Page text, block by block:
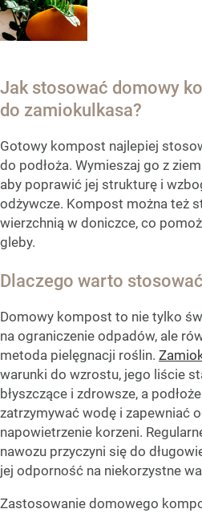
Jak stosować domowy
do zamiokulkasa?
Gotowy kompost najlepiej
do podłoża. Wymieszaj go z
aby poprawić jej strukturę i
odżywcze. Kompost można też
wierzchnią w doniczce, co
gleby.
Dlaczego warto
Domowy kompost to nie tylko
na ograniczenie odpadów, ale
metoda pielęgnacji roślin.
warunki do wzrostu, jego liście
błyszczące i zdrowsze, a
zatrzymywać wodę i zapewniać
napowietrzenie korzeni.
nawozu przyczyni się do
jej odporność na niekorzystne
Zastosowanie domowego